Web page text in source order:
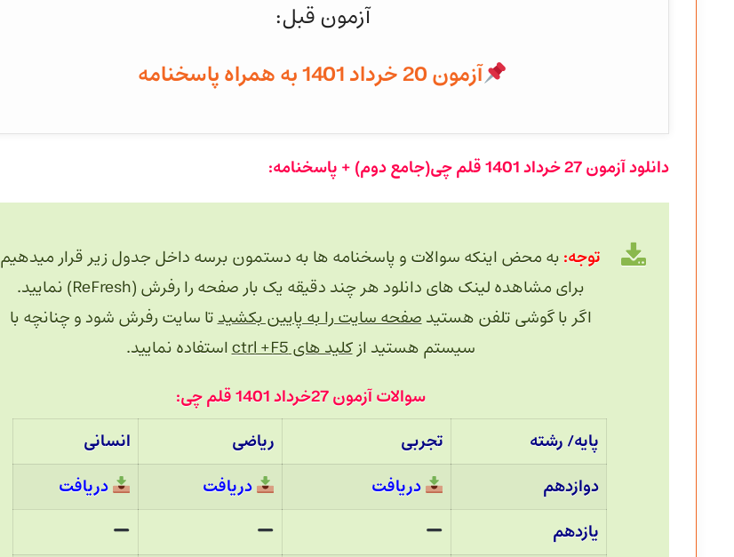
آزمون قبل:
آزمون 20 خرداد 1401 به همراه پاسخنامه
دانلود آزمون27 خرداد 1401 قلم چی(جامع دوم) + پاسخنامه:
توجه: به محض اینکه سوالات و پاسخنامه ها به دستمون برسه داخل جدول زیر قرار میدهیم
برای مشاهده لینک های دانلود هر چند دقیقه یک بار صفحه را رفرش (ReFresh) نمایید.
اگر با گوشی تلفن هستیدصفحه سایت را به پایین بکشیدتا سایت رفرش شود و چنانچه با
سیستم هستید ازکلید های ctrl +F5 استفاده نمایید.
سوالات آزمون 27خرداد 1401 قلم چی:
پایه/ رشته
تجربی ریاضی
انسانی
دوازدهم
دریافت دریافت
دریافت
یازدهم